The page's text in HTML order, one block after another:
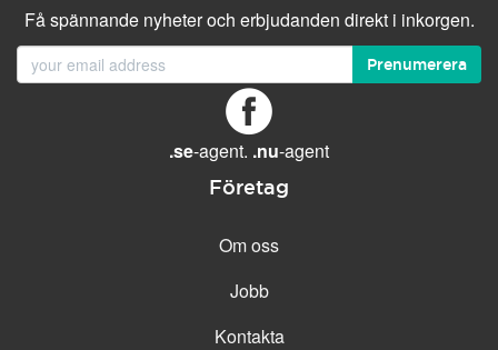
Få spännande nyheter och erbjudanden direkt i inkorgen.
Prenumerera
.se-agent. .nu-agent
Företag
Om oss
Jobb
Kontakta